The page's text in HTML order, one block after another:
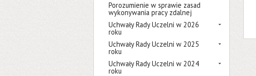
Porozumienie w sprawie zasad
wykonywania pracy zdalnej
Uchwały Rady Uczelni w 2026
roku
Uchwały Rady Uczelni w 2025
roku
Uchwały Rady Uczelni w 2024
roku